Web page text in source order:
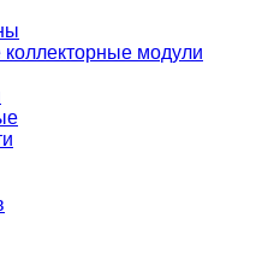
модули